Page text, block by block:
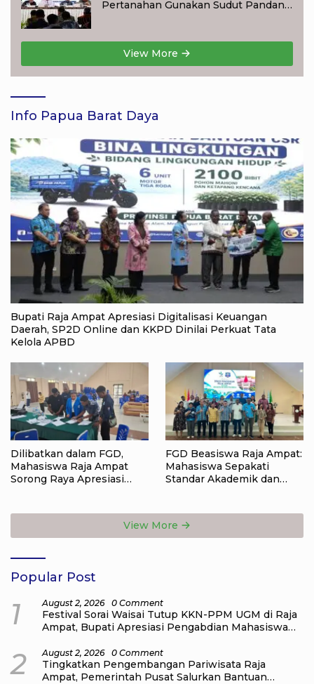
Pertanahan Gunakan Sudut Pandang
View More
Info Papua Barat Daya
Bupati Raja Ampat Apresiasi Digitalisasi Keuangan
Daerah, SP2D Online dan KKPD Dinilai Perkuat Tata
Kelola APBD
Dilibatkan dalam FGD,
Mahasiswa Raja Ampat
Sorong Raya Apresiasi
FGD Beasiswa Raja Ampat:
Mahasiswa Sepakati
Standar Akademik dan
View More
Popular Post
1 August 2, 2026 0 Comment
Festival Sorai Waisai Tutup KKN-PPM UGM di Raja
Ampat, Bupati Apresiasi Pengabdian Mahasiswa
2 August 2, 2026 0 Comment
Tingkatkan Pengembangan Pariwisata Raja
Ampat, Pemerintah Pusat Salurkan Bantuan